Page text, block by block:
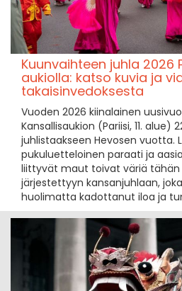
Kuunvaihteen juhla 2026
aukiolla: katso kuvia ja
takaisinvedoksesta
Vuoden 2026 kiinalainen
Kansallisaukion (Pariisi, 11. alue)
juhlistaakseen Hevosen vuotta.
pukuluetteloinen paraati ja
liittyvät maut toivat väriä tähän
järjestettyyn kansanjuhlaan,
huolimatta kadottanut iloa ja